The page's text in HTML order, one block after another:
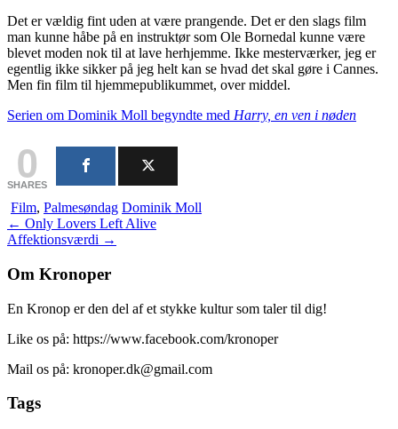
Det er vældig fint uden at være prangende. Det er den slags film
man kunne håbe på en instruktør som Ole Bornedal kunne være
blevet moden nok til at lave herhjemme. Ikke mesterværker, jeg er
egentlig ikke sikker på jeg helt kan se hvad det skal gøre i Cannes.
Men fin film til hjemmepublikummet, over middel.
Serien om Dominik Moll begyndte med Harry, en ven i nøden
0
SHARES
Film, Palmesøndag Dominik Moll
Indlægsnavigation
← Only Lovers Left Alive
Affektionsværdi →
Om Kronoper
En Kronop er den del af et stykke kultur som taler til dig!
Like os på: https://www.facebook.com/kronoper
Mail os på: kronoper.dk@gmail.com
Tags